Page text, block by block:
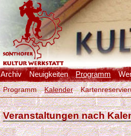
Archiv Neuigkeiten Programm
Programm Kalender
Veranstaltungen nach